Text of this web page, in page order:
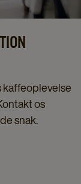
kaffeoplevelse
os
snak.